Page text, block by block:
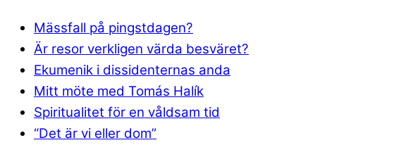
Mässfall på pingstdagen?
Är resor verkligen värda besväret?
Ekumenik i dissidenternas anda
Mitt möte med Tomás Halík
Spiritualitet för en våldsam tid
“Det är vi eller dom”